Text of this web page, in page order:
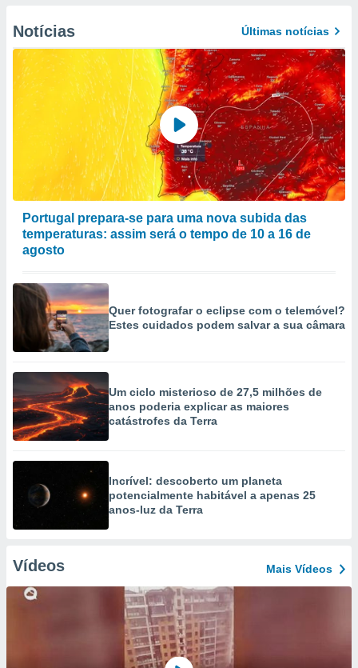
Notícias Últimas notícias
Portugal prepara-se para uma nova subida das
temperaturas: assim será o tempo de 10 a 16 de
agosto
Quer fotografar o eclipse com o telemóvel?
Estes cuidados podem salvar a sua câmara
Um ciclo misterioso de 27,5 milhões de
anos poderia explicar as maiores
catástrofes da Terra
Incrível: descoberto um planeta
potencialmente habitável a apenas 25
anos-luz da Terra
Vídeos Mais Vídeos